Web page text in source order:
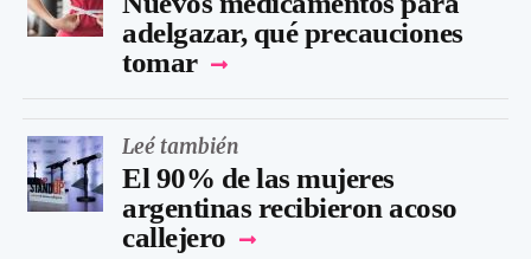
adelgazar, qué precauciones
tomar
Leé también
El 90% de las mujeres
argentinas recibieron acoso
callejero